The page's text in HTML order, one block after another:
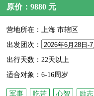
原价：9880 元
营地所在：上海 市辖区
出发团次：
出行天数：22天以上
适合对象：6-16周岁
军事 吃苦 心智 励志